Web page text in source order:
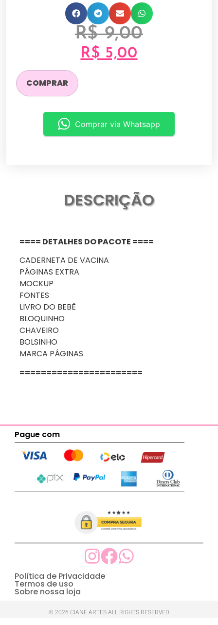
R$9,00
R$ 5,00
COMPRAR
Comprar via Whatsapp
DESCRIÇÃO
==== DETALHES DO PACOTE ====
CADERNETA DE VACINA
PÁGINAS EXTRA
MOCKUP
FONTES
LIVRO DO BEBÊ
BLOQUINHO
CHAVEIRO
BOLSINHO
MARCA PÁGINAS
=======================
Pague com
Política de Privacidade
Termos de uso
Sobre nossa loja
© 2026 CIANE ARTES ALL RIGHTS RESERVED